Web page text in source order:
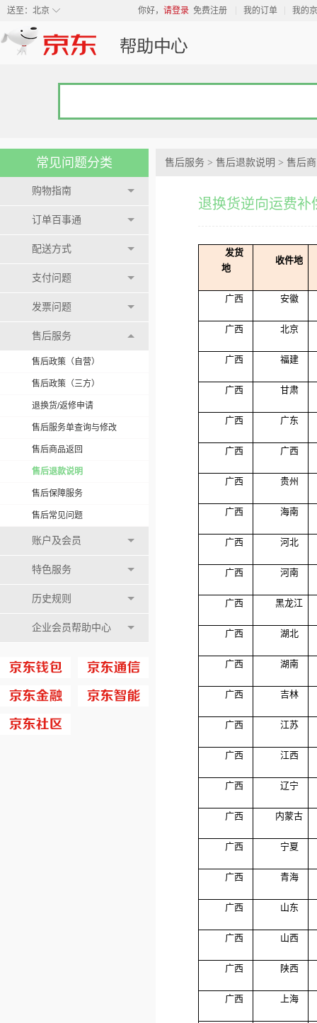
◇
送至： 北京 你好， 请登录 免费注册 我的订单 我的
常见问题分类
购物指南
订单百事通
配送方式
支付问题
发票问题
售后服务
售后政策（自营）
售后政策（三方）
退换货/返修申请
售后服务单查询与修改
售后商品返回
售后退款说明
售后保障服务
售后常见问题
账户及会员
特色服务
历史规则
企业会员帮助中心
售后服务 > 售后退款说明 > 售后
退换货逆向运费
发货
地
收件地
广西 安徽
广西 北京
广西 福建
广西 甘肃
广西 广东
广西 广西
广西 贵州
广西 海南
广西 河北
广西 河南
广西 黑龙江
广西 湖北
广西 湖南
广西 吉林
广西 江苏
广西 江西
广西 辽宁
广西 内蒙古
广西 宁夏
广西 青海
广西 山东
广西 山西
广西 陕西
广西 上海